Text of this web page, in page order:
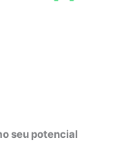
seu potencial